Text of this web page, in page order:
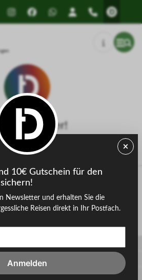
zum
Fehler!
konnte nicht gefunden werden.
zur Startseite
10€ Gutschein für den
Newsletter und erhalten Sie die
Reisen direkt in Ihr Postfach.
Anmelden